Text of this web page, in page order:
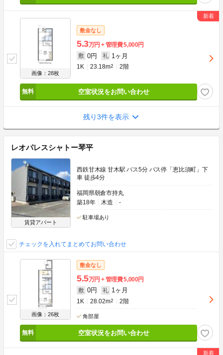
画像：28枚
敷金なし
5.3万円 管理費5,000円
敷 0円 礼 1ヶ月
1K 23.18m2 2階
空室状況をお問い合わせ
残り3件を表示
レオパレスシャトー琴平
賃貸アパート
西鉄甘木線 甘木駅 バス5分 バス停「恵比須町」下
車 徒歩4分
福岡県朝倉市持丸
築18年
木造 -
駐車場あり
チェックを入れてまとめてお問い合わせ
画像：26枚
敷金なし
5.5万円 管理費5,000円
敷 0円 礼 1ヶ月
1K 28.02m2 2階
角部屋
空室状況をお問い合わせ